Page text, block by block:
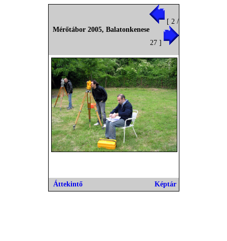
Mérőtábor 2005, Balatonkenese
[ 2 /
27 ]
Áttekintő Képtár